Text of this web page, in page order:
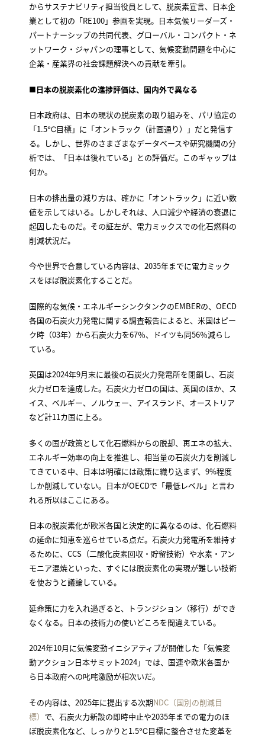
からサステナビリティ担当役員として、脱炭素宣言、日本企
業として初の「RE100」参画を実現。日本気候リーダーズ・
パートナーシップの共同代表、グローバル・コンパクト・ネ
ットワーク・ジャパンの理事として、気候変動問題を中心に
企業・産業界の社会課題解決への貢献を牽引。
■日本の脱炭素化の進捗評価は、国内外で異なる
日本政府は、日本の現状の脱炭素の取り組みを、パリ協定の
「1.5℃目標」に「オントラック（計画通り）」だと発信す
る。しかし、世界のさまざまなデータベースや研究機関の分
析では、「日本は後れている」との評価だ。このギャップは
何か。
日本の排出量の減り方は、確かに「オントラック」に近い数
値を示してはいる。しかしそれは、人口減少や経済の衰退に
起因したものだ。その証左が、電力ミックスでの化石燃料の
削減状況だ。
今や世界で合意している内容は、2035年までに電力ミック
スをほぼ脱炭素化することだ。
国際的な気候・エネルギーシンクタンクのEMBERの、OECD
各国の石炭火力発電に関する調査報告によると、米国はピー
ク時（03年）から石炭火力を67％、ドイツも同56％減らし
ている。
英国は2024年9月末に最後の石炭火力発電所を閉鎖し、石炭
火力ゼロを達成した。石炭火力ゼロの国は、英国のほか、ス
イス、ベルギー、ノルウェー、アイスランド、オーストリア
など計11カ国に上る。
多くの国が政策として化石燃料からの脱却、再エネの拡大、
エネルギー効率の向上を推進し、相当量の石炭火力を削減し
てきている中、日本は明確には政策に織り込まず、9%程度
しか削減していない。日本がOECDで「最低レベル」と言わ
れる所以はここにある。
日本の脱炭素化が欧米各国と決定的に異なるのは、化石燃料
の延命に知恵を巡らせている点だ。石炭火力発電所を維持す
るために、CCS（二酸化炭素回収・貯留技術）や水素・アン
モニア混焼といった、すぐには脱炭素化の実現が難しい技術
を使おうと議論している。
延命策に力を入れ過ぎると、トランジション（移行）ができ
なくなる。日本の技術力の使いどころを間違えている。
2024年10月に気候変動イニシアティブが開催した「気候変
動アクション日本サミット2024」では、国連や欧米各国か
ら日本政府への叱咤激励が相次いだ。
その内容は、2025年に提出する次期NDC（国別の削減目
標） で、石炭火力新設の即時中止や2035年までの電力のほ
ぼ脱炭素化など、しっかりと1.5℃目標に整合させた変革を